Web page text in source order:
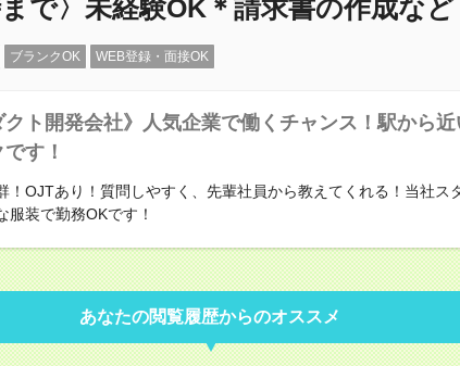
まで〉未経験OK＊請求書の作成など
ブランクOK WEB登録・面接OK
クト開発会社》人気企業で働くチャンス！駅から
す！
！OJTあり！質問しやすく、先輩社員から教えてくれる！当社ス
服装で勤務OKです！
あなたの閲覧履歴からのオススメ